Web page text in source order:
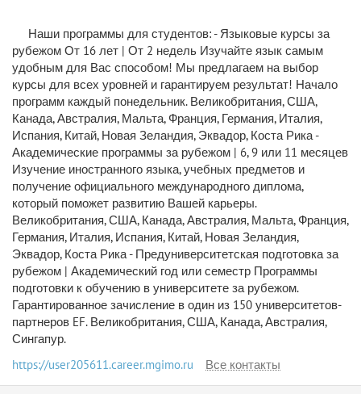
Наши программы для студентов: - Языковые курсы за
рубежом От 16 лет | От 2 недель Изучайте язык самым
удобным для Вас способом! Мы предлагаем на выбор
курсы для всех уровней и гарантируем результат! Начало
программ каждый понедельник. Великобритания, США,
Канада, Австралия, Мальта, Франция, Германия, Италия,
Испания, Китай, Новая Зеландия, Эквадор, Коста Рика -
Академические программы за рубежом | 6, 9 или 11 месяцев
Изучение иностранного языка, учебных предметов и
получение официального международного диплома,
который поможет развитию Вашей карьеры.
Великобритания, США, Канада, Австралия, Мальта, Франция,
Германия, Италия, Испания, Китай, Новая Зеландия,
Эквадор, Коста Рика - Предуниверситетская подготовка за
рубежом | Академический год или семестр Программы
подготовки к обучению в университете за рубежом.
Гарантированное зачисление в один из 150 университетов-
партнеров EF. Великобритания, США, Канада, Австралия,
Сингапур.
https://user205611.career.mgimo.ru
Все контакты